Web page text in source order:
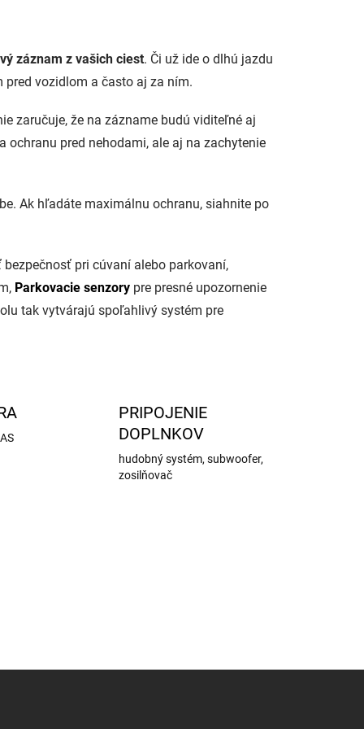
záznam z vašich ciest. Či už ide o dlhú jazdu
vozidlom a často aj za ním.
zaručuje, že na zázname budú viditeľné aj
ochranu pred nehodami, ale aj na zachytenie
Ak hľadáte maximálnu ochranu, siahnite po
pri cúvaní alebo parkovaní,
Parkovacie senzory pre presné upozornenie
tak vytvárajú spoľahlivý systém pre
PRIPOJENIE
DOPLNKOV
hudobný systém, subwoofer,
zosilňovač